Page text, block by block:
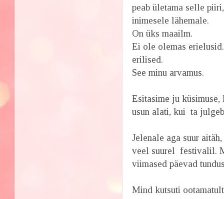
peab ületama selle
inimesele lähemale.
On üks maailm.
Ei ole olemas
erilised.
See minu arvamus.
Esitasime ju
usun alati, kui ta
Jelenale aga suur
veel suurel festivalil.
viimased päevad
Mind kutsuti